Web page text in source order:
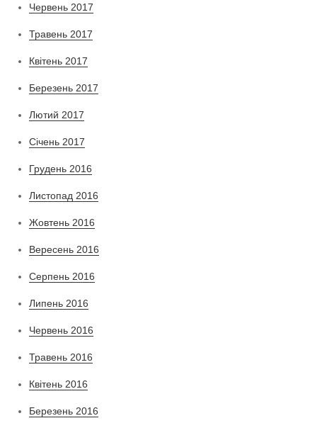
Червень 2017
Травень 2017
Квітень 2017
Березень 2017
Лютий 2017
Січень 2017
Грудень 2016
Листопад 2016
Жовтень 2016
Вересень 2016
Серпень 2016
Липень 2016
Червень 2016
Травень 2016
Квітень 2016
Березень 2016